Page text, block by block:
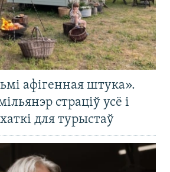
афігенная штука».
страціў усё і
для турыстаў